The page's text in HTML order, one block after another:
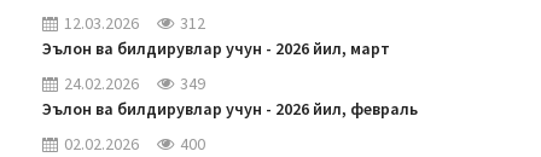
12.03.2026
312
Эълон ва билдирувлар учун - 2026 йил, март
24.02.2026
349
Эълон ва билдирувлар учун - 2026 йил, февраль
02.02.2026
400